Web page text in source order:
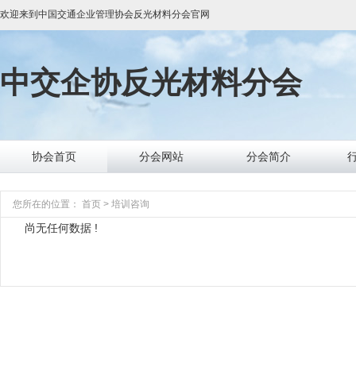
欢迎来到 中国交通企业管理协会反光材料分会官网
中交企协反光材料分会
协会首页 分会网站 分会简介
您所在的位置： 首页 > 培训咨询
尚无任何数据 !